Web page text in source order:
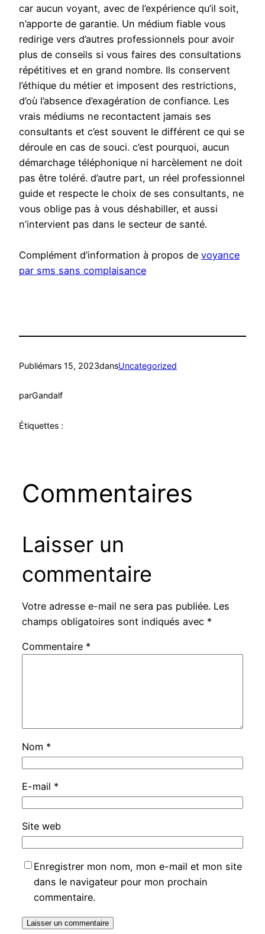
car aucun voyant, avec de l’expérience qu’il soit,
n’apporte de garantie. Un médium fiable vous
redirige vers d’autres professionnels pour avoir
plus de conseils si vous faires des consultations
répétitives et en grand nombre. Ils conservent
l’éthique du métier et imposent des restrictions,
d’où l’absence d’exagération de confiance. Les
vrais médiums ne recontactent jamais ses
consultants et c’est souvent le différent ce qui se
déroule en cas de souci. c’est pourquoi, aucun
démarchage téléphonique ni harcèlement ne doit
pas être toléré. d’autre part, un réel professionnel
guide et respecte le choix de ses consultants, ne
vous oblige pas à vous déshabiller, et aussi
n’intervient pas dans le secteur de santé.
Complément d’information à propos de voyance
par sms sans complaisance
Publiémars 15, 2023dansUncategorized
parGandalf
Étiquettes :
Commentaires
Laisser un
commentaire
Votre adresse e-mail ne sera pas publiée. Les
champs obligatoires sont indiqués avec *
Commentaire *
Nom *
E-mail *
Site web
Enregistrer mon nom, mon e-mail et mon site
dans le navigateur pour mon prochain
commentaire.